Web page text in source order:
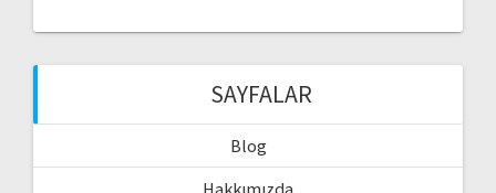
SAYFALAR
Blog